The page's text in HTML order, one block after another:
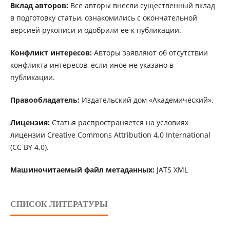
Вклад авторов:Все авторы внесли существенный вклад
в подготовку статьи, ознакомились с окончательной
версией рукописи и одобрили ее к публикации.
Конфликт интересов:Авторы заявляют об отсутствии
конфликта интересов, если иное не указано в
публикации.
Правообладатель:Издательский дом «Академический».
Лицензия:Статья распространяется на условиях
лицензии Creative Commons Attribution 4.0 International
(CC BY 4.0).
Машиночитаемый файл метаданных:JATS XML
СПИСОК ЛИТЕРАТУРЫ